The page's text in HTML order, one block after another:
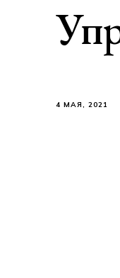
4 МАЯ, 2021